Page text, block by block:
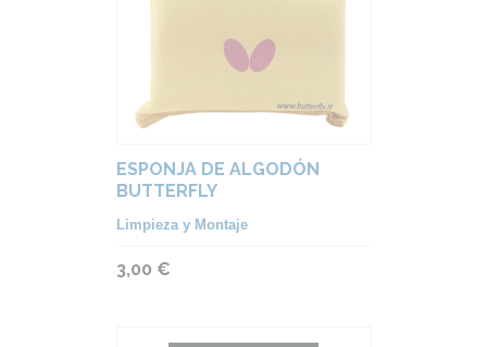
ESPONJA DE ALGODÓN
BUTTERFLY
Limpieza y Montaje
3,00 €